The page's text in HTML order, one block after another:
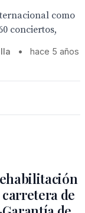
como
conciertos,
• hace 5 años
de